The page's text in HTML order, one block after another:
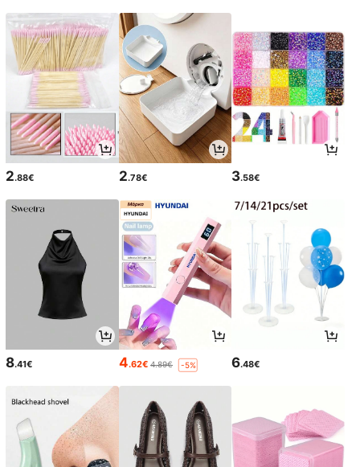
2.88€ 2.78€ 3.58€
8.41€ 4.62€ 4.89€ -5% 6.48€